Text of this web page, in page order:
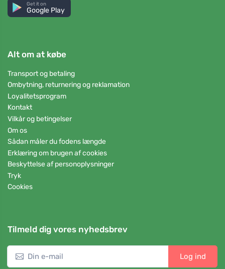
Get it on
Google Play
Alt om at købe
Transport og betaling
Ombytning, returnering og reklamation
Loyalitetsprogram
Kontakt
Vilkår og betingelser
Om os
Sådan måler du fodens længde
Erklæring om brugen af cookies
Beskyttelse af personoplysninger
Tryk
Cookies
Tilmeld dig vores nyhedsbrev
Log ind